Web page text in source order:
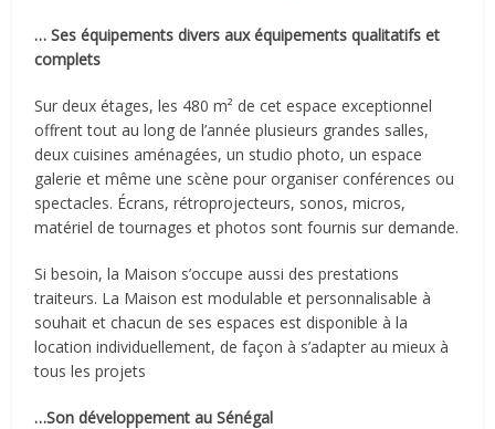
… Ses équipements divers aux équipements qualitatifs et
complets
Sur deux étages, les 480 m² de cet espace exceptionnel
offrent tout au long de l’année plusieurs grandes salles,
deux cuisines aménagées, un studio photo, un espace
galerie et même une scène pour organiser conférences ou
spectacles. Écrans, rétroprojecteurs, sonos, micros,
matériel de tournages et photos sont fournis sur demande.
Si besoin, la Maison s’occupe aussi des prestations
traiteurs. La Maison est modulable et personnalisable à
souhait et chacun de ses espaces est disponible à la
location individuellement, de façon à s’adapter au mieux à
tous les projets
…Son développement au Sénégal